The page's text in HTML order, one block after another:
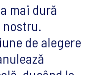
mai dură
de alegere